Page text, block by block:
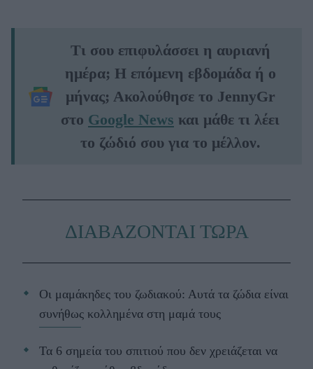
Τι σου επιφυλάσσει η αυριανή
ημέρα; Η επόμενη εβδομάδα ή ο
μήνας; Ακολούθησε το JennyGr
στο Google News και μάθε τι λέει
το ζώδιό σου για το μέλλον.
ΔΙΑΒΑΖΟΝΤΑΙ ΤΩΡΑ
Οι μαμάκηδες του ζωδιακού: Αυτά τα ζώδια είναι
συνήθως κολλημένα στη μαμά τους
Τα 6 σημεία του σπιτιού που δεν χρειάζεται να